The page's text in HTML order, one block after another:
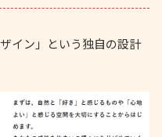
イン」という独自の設計